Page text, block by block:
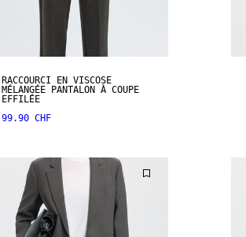
RACCOURCI EN VISCOSE
MÉLANGÉE PANTALON À COUPE
EFFILÉE
99.90 CHF